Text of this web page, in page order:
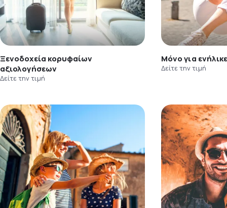
Ξενοδοχεία κορυφαίων
αξιολογήσεων
Δείτε την τιμή
Μόνο για
Δείτε την τιμή